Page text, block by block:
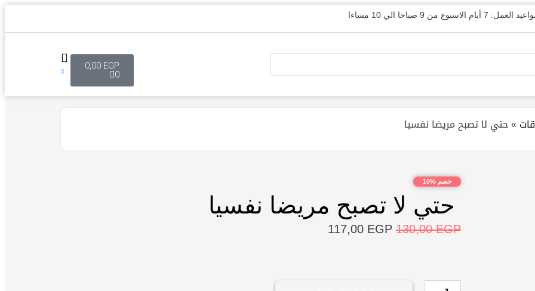
العمل: 7 أيام الاسبوع من 9 صباحا الي 10 مساءا
0
0,00 EGP
0
»حتي لا تصبح مريضا نفسيا
خصم %10
حتي لا تصبح مريضا نفسيا
130,00EGP
117,00 EGP